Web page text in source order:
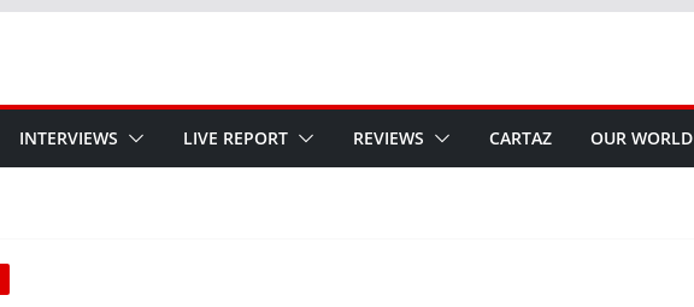
INTERVIEWS LIVE REPORT REVIEWS CARTAZ OUR WORLD